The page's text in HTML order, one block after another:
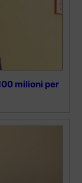
milioni per